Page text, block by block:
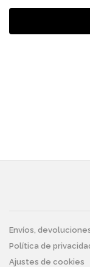
Envíos,
Política de
Ajustes de cookies